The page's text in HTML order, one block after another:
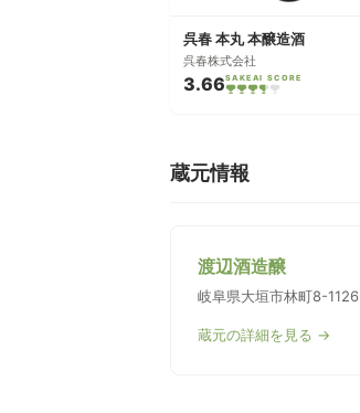
呉春 本丸 本醸造酒
呉春株式会社
3.66SAKEAI SCORE
蔵元情報
渡辺酒造醸
岐阜県大垣市林町8-1126
蔵元の詳細を見る →